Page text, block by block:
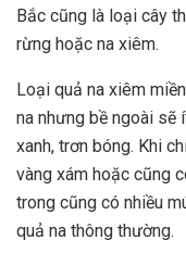
Bắc cũng là loại cây
rừng hoặc na xiêm.
Loại quả na xiêm
na nhưng bề ngoài sẽ
xanh, trơn bóng. Khi
vàng xám hoặc cũng
trong cũng có nhiều
quả na thông thường.